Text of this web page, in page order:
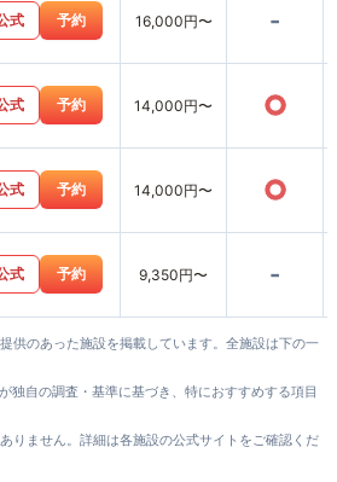
式 予約 16,000円〜 -
式 予約 14,000円〜 ○
式 予約 14,000円〜 ○
式 予約 9,350円〜 -
供のあった施設を掲載しています。全施設は下の一
独自の調査・基準に基づき、特におすすめする項目
りません。詳細は各施設の公式サイトをご確認くだ